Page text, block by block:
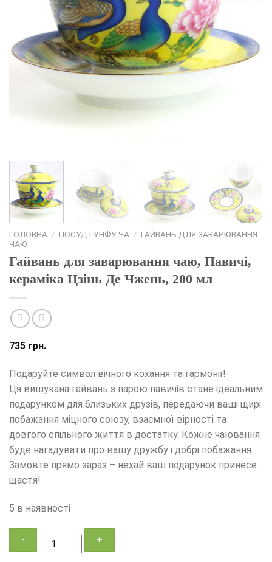
ГОЛОВНА / ПОСУД ГУНФУ ЧА / ГАЙВАНЬ ДЛЯ ЗАВАРЮВАННЯ
ЧАЮ
Гайвань для заварювання чаю, Павичі,
кераміка Цзінь Де Чжень, 200 мл
735 грн.
Подаруйте символ вічного кохання та гармонії!
Ця вишукана гайвань з парою павичів стане ідеальним
подарунком для близьких друзів, передаючи ваші щирі
побажання міцного союзу, взаємної вірності та
довгого спільного життя в достатку. Кожне чаювання
буде нагадувати про вашу дружбу і добрі побажання.
Замовте прямо зараз – нехай ваш подарунок принесе
щастя!
5 в наявності